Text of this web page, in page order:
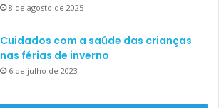
8 de agosto de 2025
Cuidados com a saúde das crianças
nas férias de inverno
6 de julho de 2023